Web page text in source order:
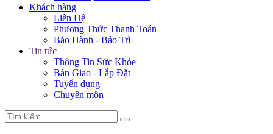
Khách hàng
Liên Hệ
Phương Thức Thanh Toán
Bảo Hành - Bảo Trì
Tin tức
Thông Tin Sức Khỏe
Bàn Giao - Lắp Đặt
Tuyển dụng
Chuyên môn